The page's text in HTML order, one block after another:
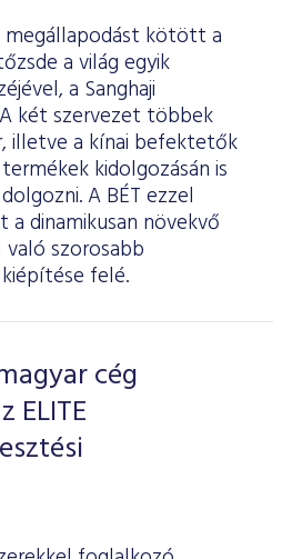
megállapodást kötött a
a világ egyik
a Sanghaji
két szervezet többek
illetve a kínai befektetők
kidolgozásán is
A BÉT ezzel
dinamikusan növekvő
szorosabb
felé.
cég
ELITE